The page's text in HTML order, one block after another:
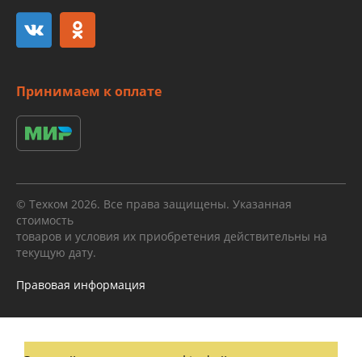
Принимаем к оплате
© Техком 2026. Все права защищены. Указанная
стоимость
товаров и условия их приобретения действительны на
текущую дату.
Правовая информация